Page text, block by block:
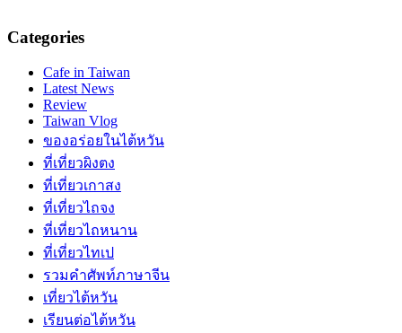
Categories
Cafe in Taiwan
Latest News
Review
Taiwan Vlog
ของอร่อยในไต้หวัน
ที่เที่ยวผิงตง
ที่เที่ยวเกาสง
ที่เที่ยวไถจง
ที่เที่ยวไถหนาน
ที่เที่ยวไทเป
รวมคำศัพท์ภาษาจีน
เที่ยวไต้หวัน
เรียนต่อไต้หวัน